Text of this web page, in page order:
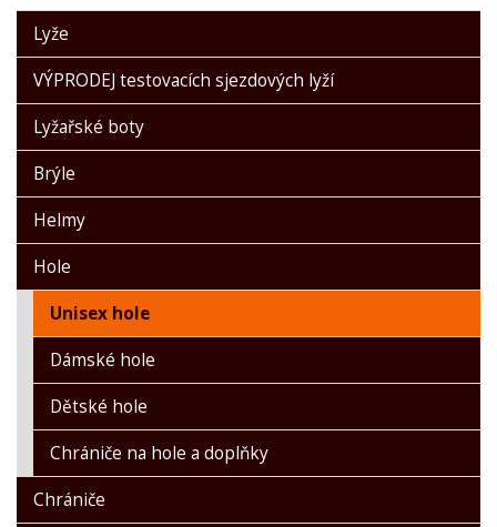
Lyže
VÝPRODEJ testovacích sjezdových lyží
Lyžařské boty
Brýle
Helmy
Hole
Unisex hole
Dámské hole
Dětské hole
Chrániče na hole a doplňky
Chrániče